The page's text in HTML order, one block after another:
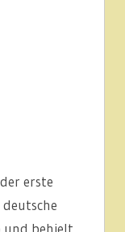
erste
und behielt